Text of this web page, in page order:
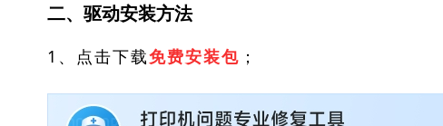
二、驱动安装方法
1、点击下载免费安装包 ；